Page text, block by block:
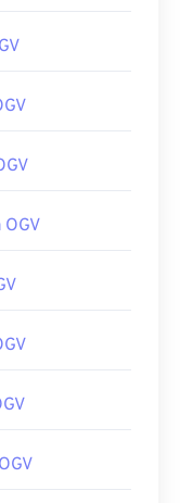
OGV